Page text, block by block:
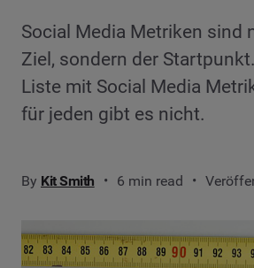
Social Media Metriken sind
Ziel, sondern der
Liste mit Social Media
für jeden gibt es nicht.
By Kit Smith 6 min read